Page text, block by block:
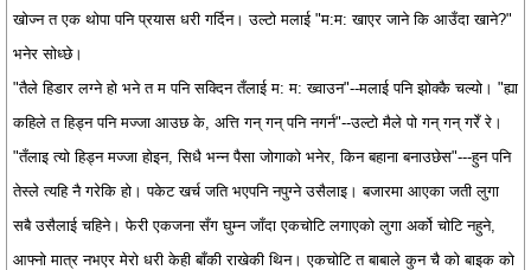
खोज्न त एक थोपा पनि प्रयास धरी गर्दिन। उल्टो मलाई "म:म: खाएर जाने कि आउँदा खाने?"
भनेर सोध्छे।
"तैले हिडार लग्ने हो भने त म पनि सक्दिन तँलाई म: म: ख्वाउन"--मलाई पनि झोक्कै चल्यो। "ह्या
कहिले त हिड्न पनि मज्जा आउछ के, अत्ति गन् गन् पनि नगर्न"--उल्टो मैले पो गन् गन् गरेँ रे।
"तँलाइ त्यो हिड्न मज्जा होइन, सिधै भन्न पैसा जोगाको भनेर, किन बहाना बनाउछेस"---हुन पनि
तेस्ले त्यहि नै गरेकि हो। पकेट खर्च जति भएपनि नपुग्ने उसैलाइ। बजारमा आएका जती लुगा
सबै उसैलाई चहिने। फेरी एकजना सँग घुम्न जाँदा एकचोटि लगाएको लुगा अर्को चोटि नहुने,
आफ्नो मात्र नभएर मेरो धरी केही बाँकी राखेकी थिन। एकचोटि त बाबाले कुन चै को बाइक को